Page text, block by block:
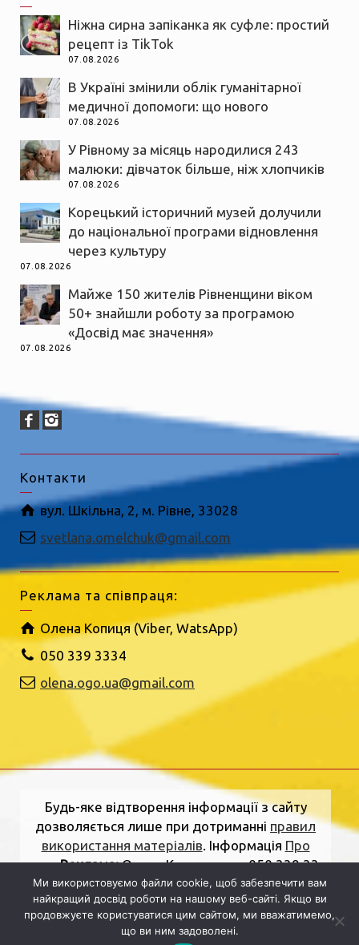
Ніжна сирна запіканка як суфле: простий
рецепт із TikTok
07.08.2026
В Україні змінили облік гуманітарної
медичної допомоги: що нового
07.08.2026
У Рівному за місяць народилися 243
малюки: дівчаток більше, ніж хлопчиків
07.08.2026
Корецький історичний музей долучили
до національної програми відновлення
через культуру
07.08.2026
Майже 150 жителів Рівненщини віком
50+ знайшли роботу за програмою
«Досвід має значення»
07.08.2026
Контакти
вул. Шкільна, 2, м. Рівне, 33028
svetlana.omelchuk@gmail.com
Реклама та співпраця:
Олена Копиця (Viber, WatsApp)
050 339 3334
olena.ogo.ua@gmail.com
Будь-яке відтворення інформації з сайту
дозволяється лише при дотриманні правил
використання матеріалів . Інформація Про
нас.Реклама:Олена Копиця, тел. 050 339 33
34
olena.ogo.ua@gmail.com.Адреса
редакції:вулиця Шкільна, 2, Рівне, Рівненська
область, 33000.Електронна пошта:
dolj.ogo@gmail.com
Ми використовуємо файли cookie, щоб забезпечити вам
найкращий досвід роботи на нашому веб-сайті. Якщо ви
продовжуєте користуватися цим сайтом, ми вважатимемо,
що ви ним задоволені.